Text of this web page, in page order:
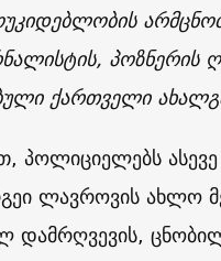
პოზნერის
ქართველი
პოლიციელებს
ლავროვის ახლო
დამრღვევის,